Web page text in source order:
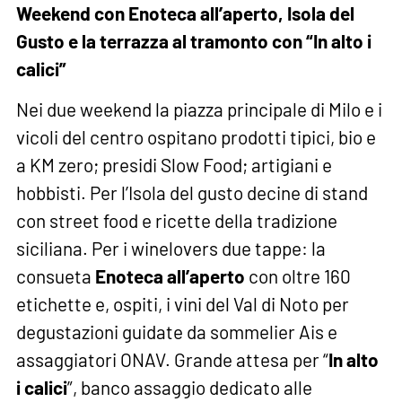
Weekend con Enoteca all’aperto, Isola del
Gusto e la terrazza al tramonto con “In alto i
calici”
Nei due weekend la piazza principale di Milo e i
vicoli del centro ospitano prodotti tipici, bio e
a KM zero; presidi Slow Food; artigiani e
hobbisti. Per l’Isola del gusto decine di stand
con street food e ricette della tradizione
siciliana. Per i winelovers due tappe: la
consueta Enoteca all’aperto con oltre 160
etichette e, ospiti, i vini del Val di Noto per
degustazioni guidate da sommelier Ais e
assaggiatori ONAV. Grande attesa per “In alto
i calici”, banco assaggio dedicato alle